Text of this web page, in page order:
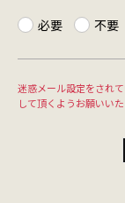
必要 不要
迷惑メール設定をされ
して頂くようお願いいた